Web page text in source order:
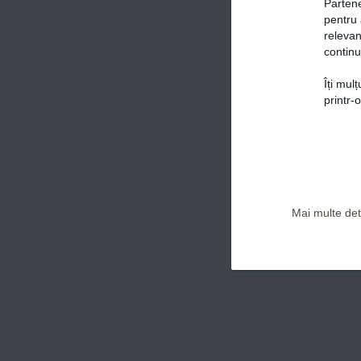
pentru
Îți
printr-
Mai multe